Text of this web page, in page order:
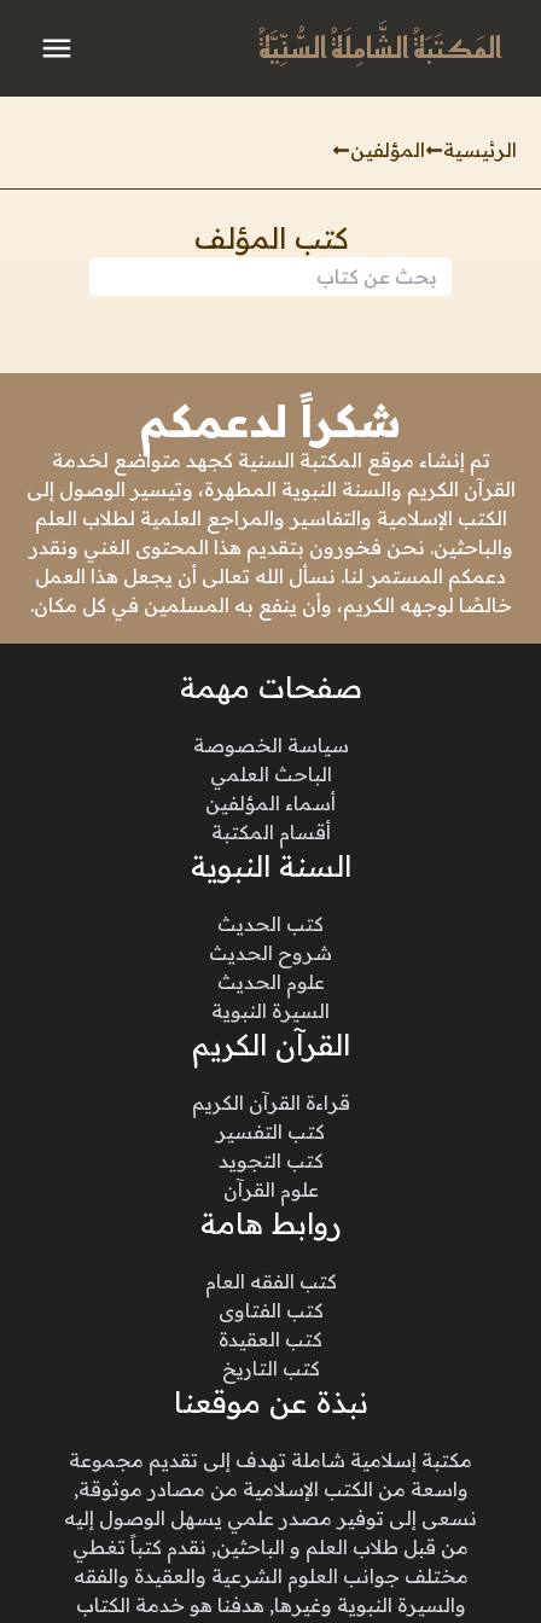
المَكتَبَةُ الشَّامِلَةُ السُّنِّيَّةُ
الرئيسية المؤلفين
كتب المؤلف
شكراً لدعمكم
تم إنشاء موقع المكتبة السنية كجهد متواضع لخدمة
القرآن الكريم والسنة النبوية المطهرة، وتيسير الوصول إلى
الكتب الإسلامية والتفاسير والمراجع العلمية لطلاب العلم
والباحثين. نحن فخورون بتقديم هذا المحتوى الغني ونقدر
دعمكم المستمر لنا. نسأل الله تعالى أن يجعل هذا العمل
خالصًا لوجهه الكريم، وأن ينفع به المسلمين في كل مكان.
صفحات مهمة
سياسة الخصوصة
الباحث العلمي
أسماء المؤلفين
أقسام المكتبة
السنة النبوية
كتب الحديث
شروح الحديث
علوم الحديث
السيرة النبوية
القرآن الكريم
قراءة القرآن الكريم
كتب التفسير
كتب التجويد
علوم القرآن
روابط هامة
كتب الفقه العام
كتب الفتاوى
كتب العقيدة
كتب التاريخ
نبذة عن موقعنا
مكتبة إسلامية شاملة تهدف إلى تقديم مجموعة
واسعة من الكتب الإسلامية من مصادر موثوقة,
نسعى إلى توفير مصدر علمي يسهل الوصول إليه
من قبل طلاب العلم و الباحثين, نقدم كتباً تغطي
مختلف جوانب العلوم الشرعية والعقيدة والفقه
والسيرة النبوية وغيرها, هدفنا هو خدمة الكتاب